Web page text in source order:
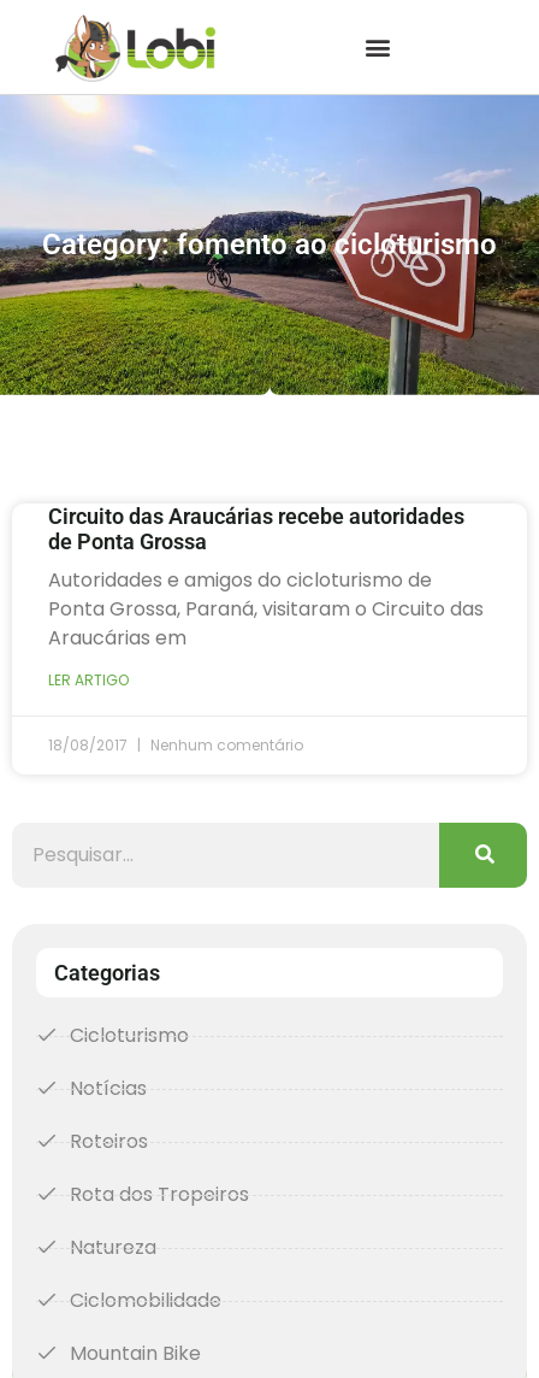
Category: fomento ao cicloturismo
Circuito das Araucárias recebe autoridades
de Ponta Grossa
Autoridades e amigos do cicloturismo de
Ponta Grossa, Paraná, visitaram o Circuito das
Araucárias em
LER ARTIGO
18/08/2017 Nenhum comentário
Categorias
Cicloturismo
Notícias
Roteiros
Rota dos Tropeiros
Natureza
Ciclomobilidade
Mountain Bike